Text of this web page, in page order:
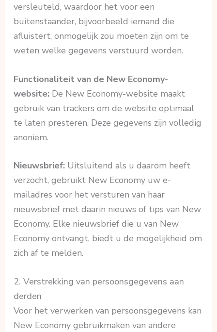
versleuteld, waardoor het voor een
buitenstaander, bijvoorbeeld iemand die
afluistert, onmogelijk zou moeten zijn om te
weten welke gegevens verstuurd worden.
Functionaliteit van de New Economy-
website: De New Economy-website maakt
gebruik van trackers om de website optimaal
te laten presteren. Deze gegevens zijn volledig
anoniem.
Nieuwsbrief: Uitsluitend als u daarom heeft
verzocht, gebruikt New Economy uw e-
mailadres voor het versturen van haar
nieuwsbrief met daarin nieuws of tips van New
Economy. Elke nieuwsbrief die u van New
Economy ontvangt, biedt u de mogelijkheid om
zich af te melden.
2. Verstrekking van persoonsgegevens aan
derden
Voor het verwerken van persoonsgegevens kan
New Economy gebruikmaken van andere